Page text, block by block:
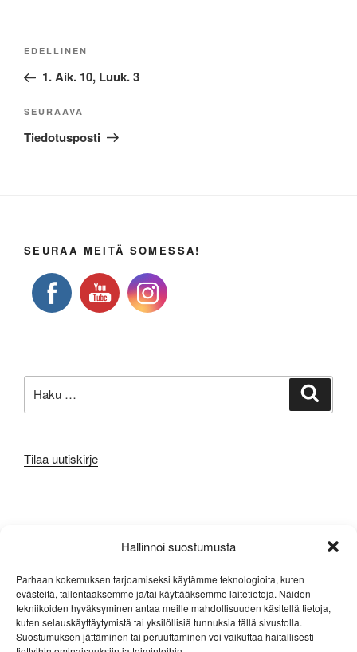
Hallinnoi suostumusta
Parhaan kokemuksen tarjoamiseksi käytämme teknologioita, kuten
evästeitä, tallentaaksemme ja/tai käyttääksemme laitetietoja. Näiden
tekniikoiden hyväksyminen antaa meille mahdollisuuden käsitellä tietoja,
kuten selauskäyttäytymistä tai yksilöllisiä tunnuksia tällä sivustolla.
Suostumuksen jättäminen tai peruuttaminen voi vaikuttaa haitallisesti
Artikkelien
Edellinen
artikkeli
EDELLINEN
1. Aik. 10, Luuk. 3
Seuraava
artikkeli
SEURAAVA
Tiedotusposti
SEURAA MEITÄ SOMESSA!
Tilaa uutiskirje
Sisältösyöte
Kommenttisyöte